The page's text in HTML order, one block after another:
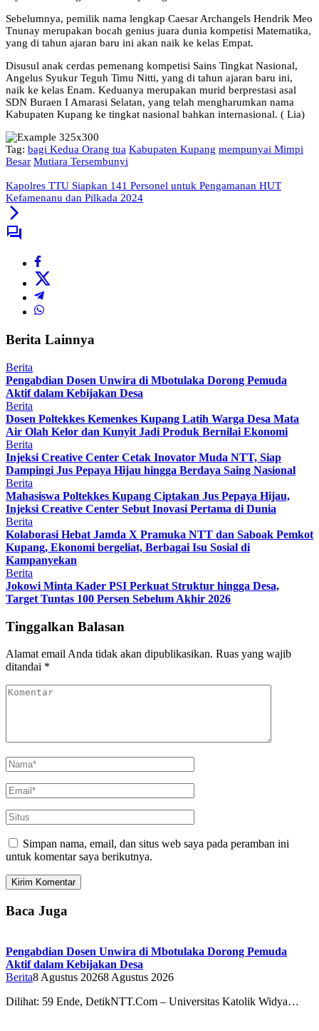
Sebelumnya, pemilik nama lengkap Caesar Archangels Hendrik Meo
Tnunay merupakan bocah genius juara dunia kompetisi Matematika,
yang di tahun ajaran baru ini akan naik ke kelas Empat.
Disusul anak cerdas pemenang kompetisi Sains Tingkat Nasional,
Angelus Syukur Teguh Timu Nitti, yang di tahun ajaran baru ini,
naik ke kelas Enam. Keduanya merupakan murid berprestasi asal
SDN Buraen I Amarasi Selatan, yang telah mengharumkan nama
Kabupaten Kupang ke tingkat nasional bahkan internasional. ( Lia)
Tag: bagi Kedua Orang tua Kabupaten Kupang mempunyai Mimpi
Besar Mutiara Tersembunyi
Kapolres TTU Siapkan 141 Personel untuk Pengamanan HUT
Kefamenanu dan Pilkada 2024
Berita Lainnya
Berita
Pengabdian Dosen Unwira di Mbotulaka Dorong Pemuda
Aktif dalam Kebijakan Desa
Berita
Dosen Poltekkes Kemenkes Kupang Latih Warga Desa Mata
Air Olah Kelor dan Kunyit Jadi Produk Bernilai Ekonomi
Berita
Injeksi Creative Center Cetak Inovator Muda NTT, Siap
Dampingi Jus Pepaya Hijau hingga Berdaya Saing Nasional
Berita
Mahasiswa Poltekkes Kupang Ciptakan Jus Pepaya Hijau,
Injeksi Creative Center Sebut Inovasi Pertama di Dunia
Berita
Kolaborasi Hebat Jamda X Pramuka NTT dan Saboak Pemkot
Kupang, Ekonomi bergeliat, Berbagai Isu Sosial di
Kampanyekan
Berita
Jokowi Minta Kader PSI Perkuat Struktur hingga Desa,
Target Tuntas 100 Persen Sebelum Akhir 2026
Tinggalkan Balasan
Alamat email Anda tidak akan dipublikasikan. Ruas yang wajib
ditandai *
Simpan nama, email, dan situs web saya pada peramban ini
untuk komentar saya berikutnya.
Baca Juga
Pengabdian Dosen Unwira di Mbotulaka Dorong Pemuda
Aktif dalam Kebijakan Desa
Berita8 Agustus 20268 Agustus 2026
Dilihat: 59 Ende, DetikNTT.Com – Universitas Katolik Widya…